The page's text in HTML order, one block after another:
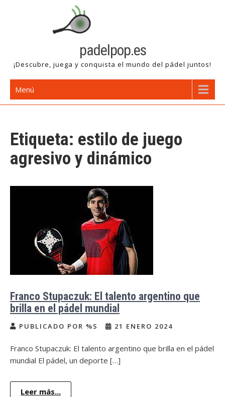
padelpop.es
¡Descubre, juega y conquista el mundo del pádel juntos!
Menú
Etiqueta: estilo de juego
agresivo y dinámico
Franco Stupaczuk: El talento argentino que
brilla en el pádel mundial
PUBLICADO POR %S 21 ENERO 2024
Franco Stupaczuk: El talento argentino que brilla en el pádel
mundial El pádel, un deporte […]
Leer más...